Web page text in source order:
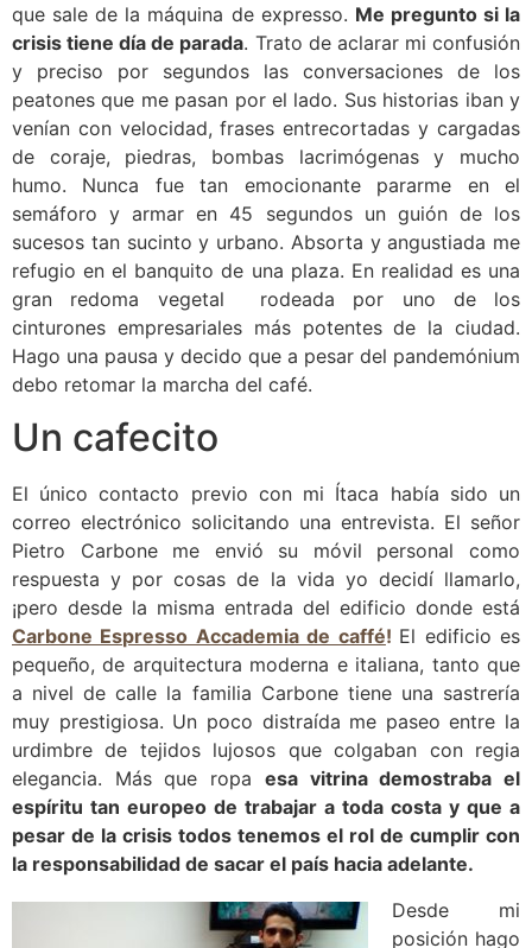
que sale de la máquina de expresso. Me pregunto si la
crisis tiene día de parada. Trato de aclarar mi confusión
y preciso por segundos las conversaciones de los
peatones que me pasan por el lado. Sus historias iban y
venían con velocidad, frases entrecortadas y cargadas
de coraje, piedras, bombas lacrimógenas y mucho
humo. Nunca fue tan emocionante pararme en el
semáforo y armar en 45 segundos un guión de los
sucesos tan sucinto y urbano. Absorta y angustiada me
refugio en el banquito de una plaza. En realidad es una
gran redoma vegetal rodeada por uno de los
cinturones empresariales más potentes de la ciudad.
Hago una pausa y decido que a pesar del pandemónium
debo retomar la marcha del café.
Un cafecito
El único contacto previo con mi Ítaca había sido un
correo electrónico solicitando una entrevista. El señor
Pietro Carbone me envió su móvil personal como
respuesta y por cosas de la vida yo decidí llamarlo,
¡pero desde la misma entrada del edificio donde está
Carbone Espresso Accademia de caffé! El edificio es
pequeño, de arquitectura moderna e italiana, tanto que
a nivel de calle la familia Carbone tiene una sastrería
muy prestigiosa. Un poco distraída me paseo entre la
urdimbre de tejidos lujosos que colgaban con regia
elegancia. Más que ropa esa vitrina demostraba el
espíritu tan europeo de trabajar a toda costa y que a
pesar de la crisis todos tenemos el rol de cumplir con
la responsabilidad de sacar el país hacia adelante.
Desde mi
posición hago